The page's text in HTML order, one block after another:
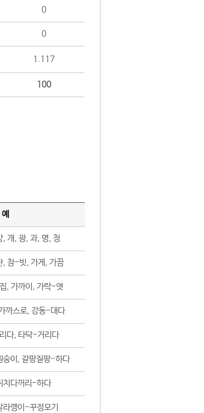
0
0
1.117
100
개, 광, 과, 명, 청
참-빗, 가게, 가끔
, 가까이, 가락-엿
까스로, 강동-대다
다, 타닥-거리다
이, 갈팡질팡-하다
치다꺼리-하다
깽이-꾸정모기